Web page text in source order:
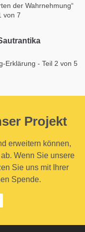
der Wahrnehmung“
von 7
Erklärung - Teil 2 von 5
Projekt
erweitern können,
Wenn Sie unsere
Sie uns mit Ihrer
Spende.